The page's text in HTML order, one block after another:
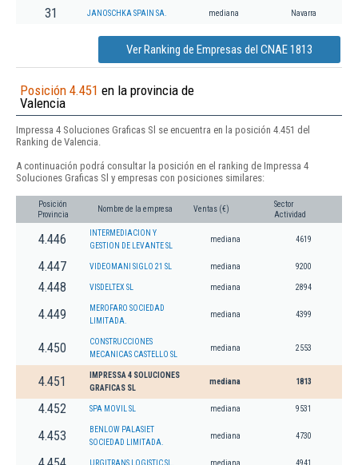
31 JANOSCHKA SPAIN SA. mediana Navarra
Ver Ranking de Empresas del CNAE 1813
Posición 4.451 en la provincia de
Valencia
Impressa 4 Soluciones Graficas Sl se encuentra en la posición 4.451 del
Ranking de Valencia.
A continuación podrá consultar la posición en el ranking de Impressa 4
Soluciones Graficas Sl y empresas con posiciones similares:
Posición
Provincia
Nombre de la empresa Ventas (€)
Sector
Actividad
4.446
INTERMEDIACION Y
GESTION DE LEVANTE SL
mediana 4619
4.447 VIDEOMANI SIGLO 21 SL mediana 9200
4.448 VISDELTEX SL mediana 2894
4.449
MEROFARO SOCIEDAD
LIMITADA.
mediana 4399
4.450
CONSTRUCCIONES
MECANICAS CASTELLO SL
mediana 2553
4.451
IMPRESSA 4 SOLUCIONES
GRAFICAS SL
mediana 1813
4.452 SPA MOVIL SL mediana 9531
4.453
BENLOW PALASIET
SOCIEDAD LIMITADA.
mediana 4730